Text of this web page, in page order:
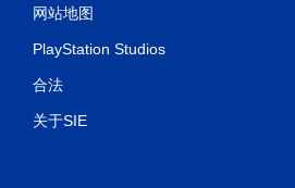
网站地图
PlayStation Studios
合法
关于SIE